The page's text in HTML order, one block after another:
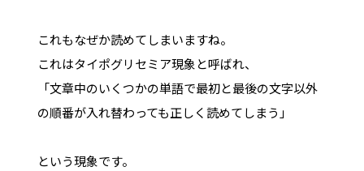
これもなぜか読めてしまいますね。
これはタイポグリセミア現象と呼ばれ、
「文章中のいくつかの単語で最初と最後の文字以外
の順番が入れ替わっても正しく読めてしまう」
という現象です。